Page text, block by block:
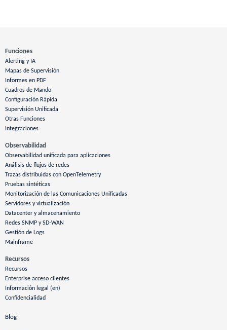
Funciones
Alerting y IA
Mapas de Supervisión
Informes en PDF
Cuadros de Mando
Configuración Rápida
Supervisión Unificada
Otras Funciones
Integraciones
Observabilidad
Observabilidad unificada para aplicaciones
Análisis de flujos de redes
Trazas distribuidas con OpenTelemetry
Pruebas sintéticas
Monitorización de las Comunicaciones Unificadas
Servidores y virtualización
Datacenter y almacenamiento
Redes SNMP y SD-WAN
Gestión de Logs
Mainframe
Recursos
Recursos
Enterprise acceso clientes
Información legal (en)
Confidencialidad
Blog